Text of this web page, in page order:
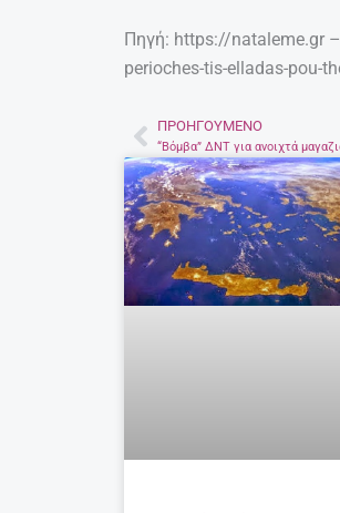
Πηγή: https://nataleme.gr
perioches-tis-elladas-pou-
Prev
ΠΡΟΗΓΟΎΜΕΝΟ
“Βόμβα” ΔΝΤ για ανοιχτά